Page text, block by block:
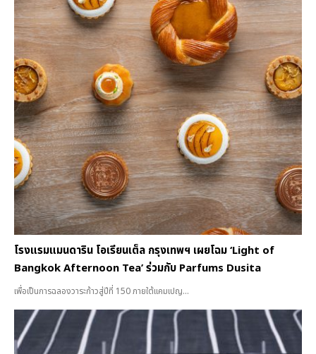
โรงแรมแมนดาริน โอเรียนเต็ล กรุงเทพฯ เผยโฉม ‘Light of
Bangkok Afternoon Tea’ ร่วมกับ Parfums Dusita
เพื่อเป็นการฉลองวาระก้าวสู่ปีที่ 150 ภายใต้แคมเปญ...